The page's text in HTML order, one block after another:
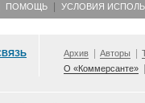
ПОМОЩЬ УСЛОВИЯ
Архив Авторы
О «Коммерсанте»